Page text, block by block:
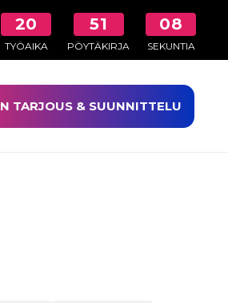
20
TYÖAIKA
51
PÖYTÄKIRJA
07
SEKUNTIA
TARJOUS & SUUNNITTELU